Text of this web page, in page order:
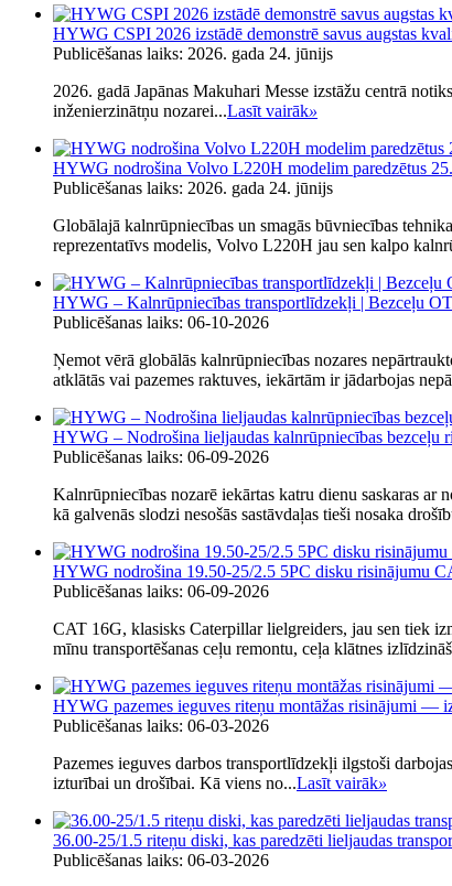
HYWG CSPI 2026 izstādē demonstrē savus augstas
Publicēšanas laiks: 2026. gada 24. jūnijs
2026. gadā Japānas Makuhari Messe izstāžu centrā
inženierzinātņu nozarei...Lasīt vairāk»
HYWG nodrošina Volvo L220H modelim paredzētus
Publicēšanas laiks: 2026. gada 24. jūnijs
Globālajā kalnrūpniecības un smagās būvniecības
reprezentatīvs modelis, Volvo L220H jau sen kalpo
HYWG – Kalnrūpniecības transportlīdzekļi | Bezceļu
Publicēšanas laiks: 06-10-2026
Ņemot vērā globālās kalnrūpniecības nozares
atklātās vai pazemes raktuves, iekārtām ir jādarbojas
HYWG – Nodrošina lieljaudas kalnrūpniecības bezceļu
Publicēšanas laiks: 06-09-2026
Kalnrūpniecības nozarē iekārtas katru dienu saskaras
kā galvenās slodzi nesošās sastāvdaļas tieši nosaka
HYWG nodrošina 19.50-25/2.5 5PC disku risinājumu
Publicēšanas laiks: 06-09-2026
CAT 16G, klasisks Caterpillar lielgreiders, jau sen tiek
mīnu transportēšanas ceļu remontu, ceļa klātnes
HYWG pazemes ieguves riteņu montāžas risinājumi —
Publicēšanas laiks: 06-03-2026
Pazemes ieguves darbos transportlīdzekļi ilgstoši
izturībai un drošībai. Kā viens no...Lasīt vairāk»
36.00-25/1.5 riteņu diski, kas paredzēti lieljaudas
Publicēšanas laiks: 06-03-2026